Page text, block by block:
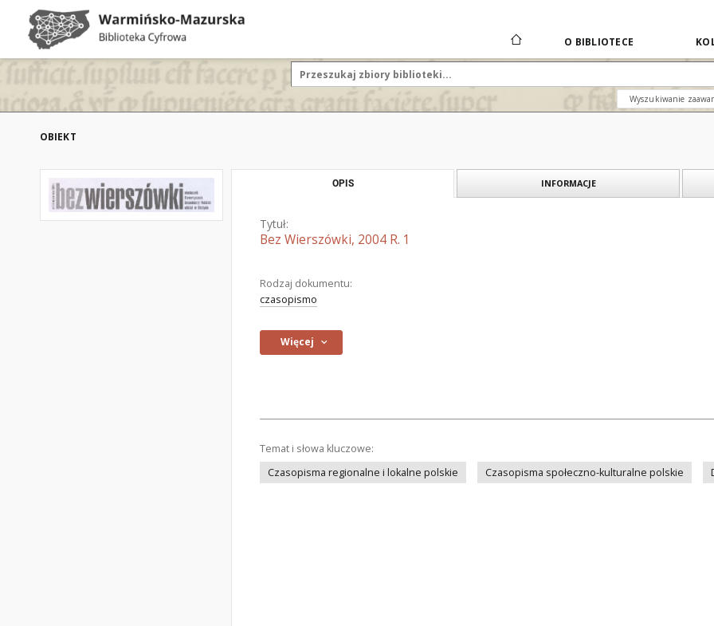
O BIBLIOTECE
Wyszukiwanie
OBIEKT
OPIS INFORMACJE
Tytuł:
Bez Wierszówki, 2004 R. 1
Rodzaj dokumentu:
czasopismo
Więcej
Temat i słowa kluczowe:
Czasopisma regionalne i lokalne polskie
Czasopisma społeczno-kulturalne polskie